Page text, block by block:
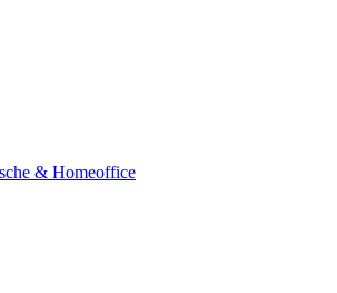
& Homeoffice